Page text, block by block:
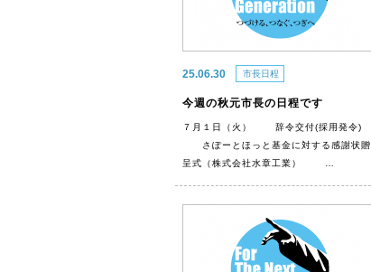
25.06.30 市長日程
今週の秋元市長の日程です
７月１日（火） 辞令交付(採用発令)
さぽーとほっと基金に対する感謝状贈
呈式（株式会社水章工業） …